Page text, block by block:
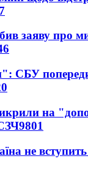
заяву про
СБУ
на
9801
не